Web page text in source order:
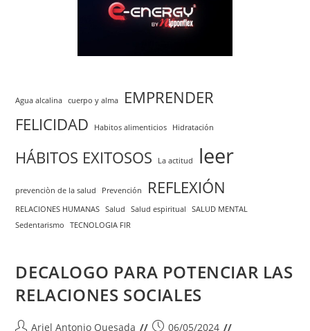
Agua alcalina cuerpo y alma
EMPRENDER
FELICIDAD
Habitos alimenticios Hidratación
HÁBITOS EXITOSOS La actitud leer
prevenciòn de la salud Prevención REFLEXIÓN
RELACIONES HUMANAS Salud Salud espiritual
SALUD MENTAL
Sedentarismo
TECNOLOGIA FIR
DECALOGO PARA POTENCIAR LAS
RELACIONES SOCIALES
AutorAriel Antonio Quesada Publicación
06/05/2024